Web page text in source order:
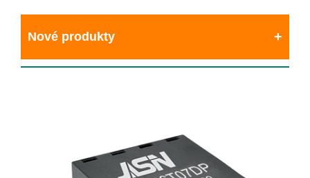
Nové produkty